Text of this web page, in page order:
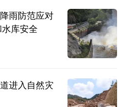
雨防范应对
库安全
进入自然灾